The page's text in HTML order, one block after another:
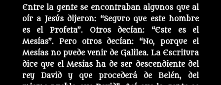
Entre la gente se encontraban algunos que al
oír a Jesús dijeron: “Seguro que este hombre
es el Profeta”. Otros decían: “Este es el
Mesías”. Pero otros decían: “No, porque el
Mesías no puede venir de Galilea. La Escritura
dice que el Mesías ha de ser descendiente del
rey David y que procederá de Belén, del